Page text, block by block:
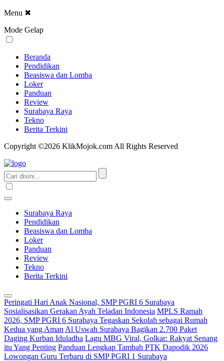
Menu ✖
Mode Gelap
Beranda
Pendidikan
Beasiswa dan Lomba
Loker
Panduan
Review
Surabaya Raya
Tekno
Berita Terkini
Copyright ©2026 KlikMojok.com All Rights Reserved
Surabaya Raya
Pendidikan
Beasiswa dan Lomba
Loker
Panduan
Review
Tekno
Berita Terkini
Peringati Hari Anak Nasional, SMP PGRI 6 Surabaya
Sosialisasikan Gerakan Ayah Teladan Indonesia MPLS Ramah
2026, SMP PGRI 6 Surabaya Tegaskan Sekolah sebagai Rumah
Kedua yang Aman Al Uswah Surabaya Bagikan 2.700 Paket
Daging Kurban Iduladha Lagu MBG Viral, Golkar: Rakyat Senang
itu Yang Penting Panduan Lengkap Tambah PTK Dapodik 2026
Lowongan Guru Terbaru di SMP PGRI 1 Surabaya